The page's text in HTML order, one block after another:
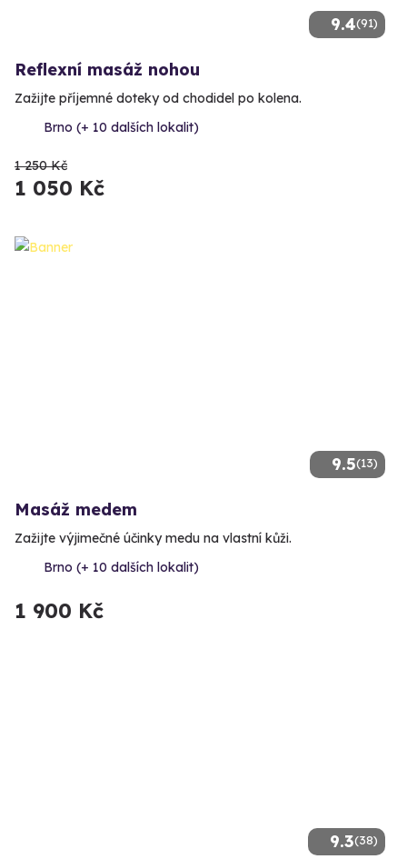
9.4(91)
Reflexní masáž nohou
Zažijte příjemné doteky od chodidel po kolena.
Brno (+ 10 dalších lokalit)
1 250 Kč
1 050 Kč
9.5(13)
Masáž medem
Zažijte výjimečné účinky medu na vlastní kůži.
Brno (+ 10 dalších lokalit)
1 900 Kč
9.3(38)